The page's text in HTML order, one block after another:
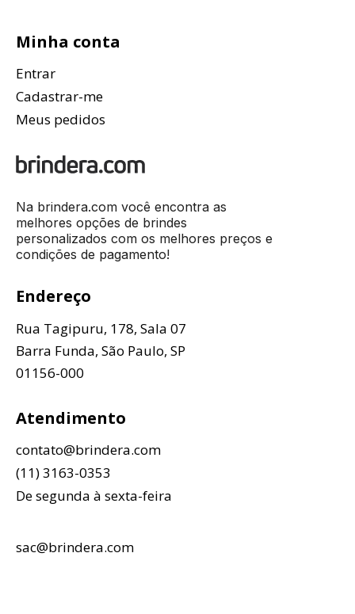
Minha conta
Entrar
Cadastrar-me
Meus pedidos
Na brindera.com você encontra as
melhores opções de brindes
personalizados com os melhores preços e
condições de pagamento!
Endereço
Rua Tagipuru, 178, Sala 07
Barra Funda, São Paulo, SP
01156-000
Atendimento
contato@brindera.com
(11) 3163-0353
De segunda à sexta-feira
sac@brindera.com